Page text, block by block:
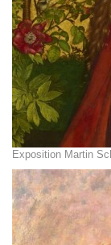
Exposition Martin